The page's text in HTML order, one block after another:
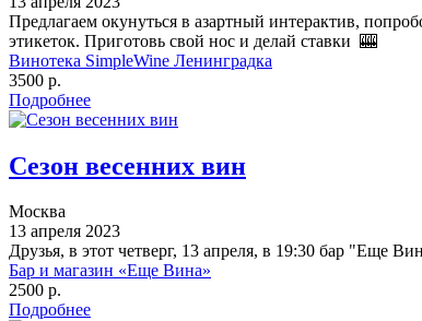
Предлагаем окунуться в азартный интерактив,
этикеток. Приготовь свой нос и делай ставки 🎰
Винотека SimpleWine Ленинградка
3500 р.
Подробнее
Сезон весенних вин
Москва
13 апреля 2023
Друзья, в этот четверг, 13 апреля, в 19:30 бар "Еще
Бар и магазин «Еще Вина»
2500 р.
Подробнее